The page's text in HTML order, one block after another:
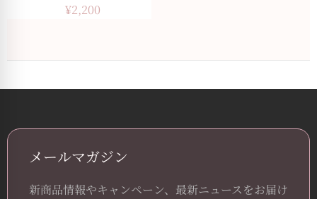
¥2,200
メールマガジン
新商品情報やキャンペーン、最新ニュースをお届け